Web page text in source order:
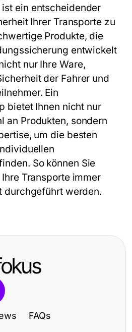
ein entscheidender
Ihrer Transporte zu
Produkte, die
entwickelt
nur Ihre Ware,
der Fahrer und
Ein
bietet Ihnen nicht nur
an Produkten, sondern
um die besten
So können Sie
Transporte immer
durchgeführt werden.
FAQs